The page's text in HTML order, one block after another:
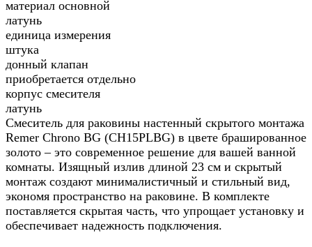
материал основной
латунь
единица измерения
штука
донный клапан
приобретается отдельно
корпус смесителя
латунь
Смеситель для раковины настенный скрытого монтажа
Remer Chrono BG (CH15PLBG) в цвете брашированное
золото – это современное решение для вашей ванной
комнаты. Изящный излив длиной 23 см и скрытый
монтаж создают минималистичный и стильный вид,
экономя пространство на раковине. В комплекте
поставляется скрытая часть, что упрощает установку и
обеспечивает надежность подключения.